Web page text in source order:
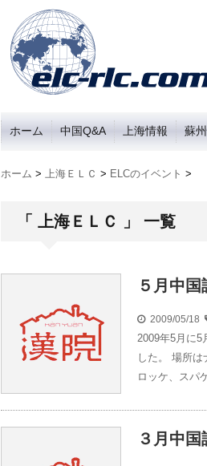
ホーム 中国Q&A 上海情報 蘇
ホーム > 上海ＥＬＣ > ELCのイベント >
「 上海ＥＬＣ 」 一覧
５月中
2009/05/18
2009年5月に5
した。 場所
ロッケ、スパ
３月中